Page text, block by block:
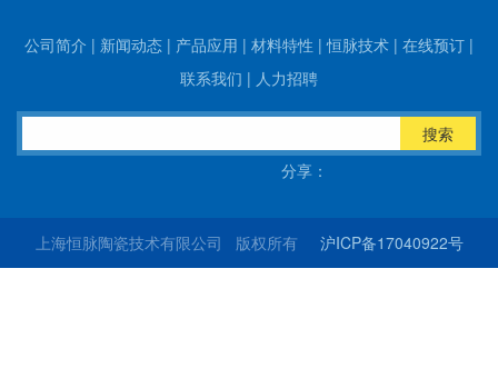
公司简介 | 新闻动态 | 产品应用 | 材料特性 |恒脉技术 | 在线预订 |
联系我们 | 人力招聘
搜索
分享：
上海恒脉陶瓷技术有限公司 版权所有 沪ICP备17040922号